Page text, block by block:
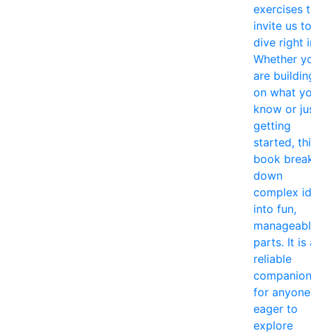
exercises
invite us to
dive right
Whether
are
on what
know or
getting
started,
book
down
complex
into fun,
parts. It is
reliable
companion
for anyone
eager to
explore